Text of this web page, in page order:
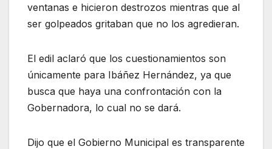
ventanas e hicieron destrozos mientras que al
ser golpeados gritaban que no los agredieran.
El edil aclaró que los cuestionamientos son
únicamente para Ibáñez Hernández, ya que
busca que haya una confrontación con la
Gobernadora, lo cual no se dará.
Dijo que el Gobierno Municipal es transparente